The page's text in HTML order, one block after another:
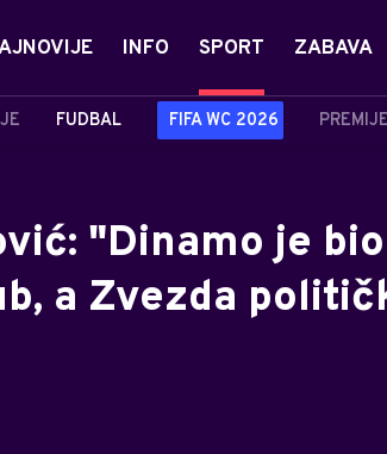
INFO SPORT
FUDBAL FIFA WC 2026
ZABAVA
"Dinamo je bio
a Zvezda